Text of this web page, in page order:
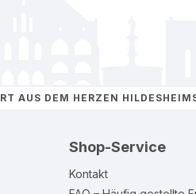
AUS DEM HERZEN
Shop-Service
Kontakt